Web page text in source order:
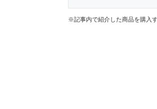
※記事内で紹介した商品を購入